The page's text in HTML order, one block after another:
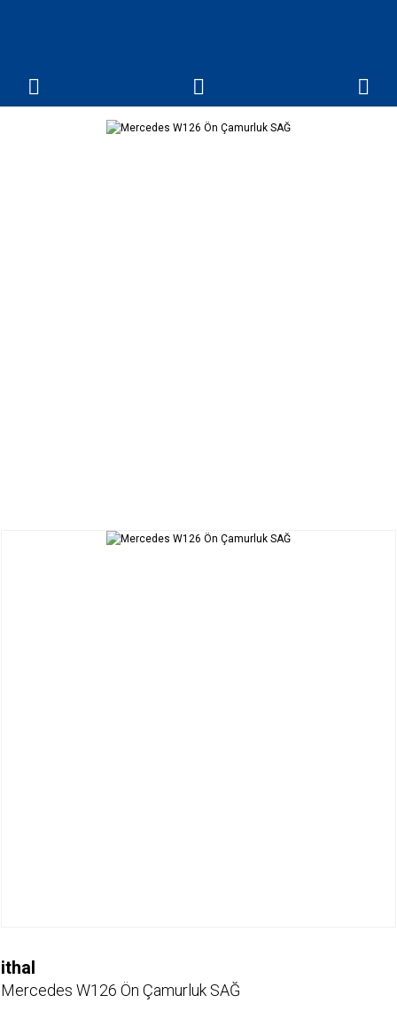
ithal
Mercedes W126 Ön Çamurluk SAĞ